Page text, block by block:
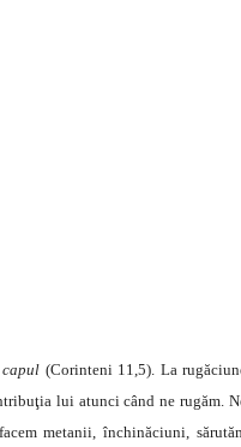
(Corinteni 11,5). La
lui atunci când ne rugăm.
metanii, închinăciuni,